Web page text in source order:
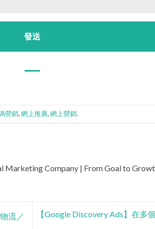
營銷,網上推廣,網上營銷.
Marketing Company | From Goal to
流／
【Google Discovery Ads】在多